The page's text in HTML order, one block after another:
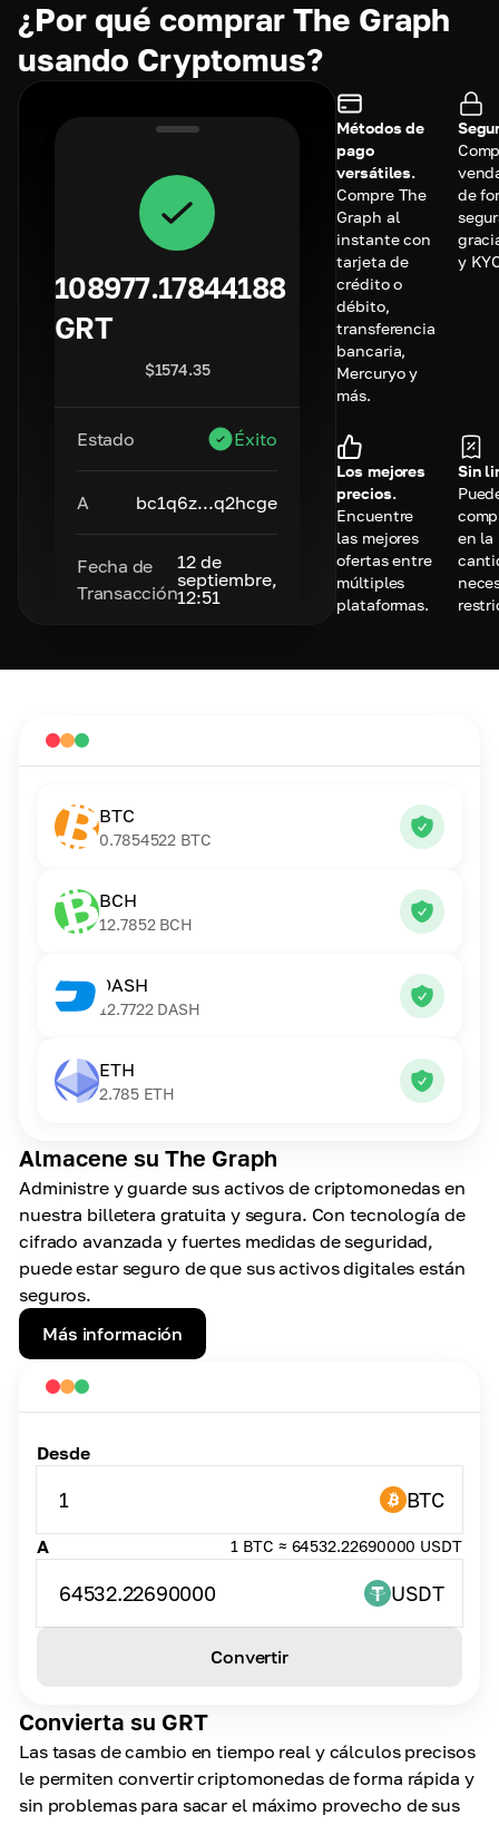
¿Por qué comprar The Graph
usando Cryptomus?
108977.17844188
GRT
$1574.35
Estado Éxito
A bc1q6z...q2hcge
Fecha de
Transacción
12 de
septiembre,
12:51
Métodos de
pago
versátiles.
Compre The
Graph al
instante con
tarjeta de
crédito o
débito,
transferencia
bancaria,
Mercuryo y
más.
de
y
Los mejores
precios.
Encuentre
las mejores
ofertas entre
múltiples
plataformas.
Sin
en la
Almacene su The Graph
Administre y guarde sus activos de criptomonedas en
nuestra billetera gratuita y segura. Con tecnología de
cifrado avanzada y fuertes medidas de seguridad,
puede estar seguro de que sus activos digitales están
seguros.
Más información
BTC
0.7854522 BTC
BCH
12.7852 BCH
DASH
12.7722 DASH
ETH
2.785 ETH
Convierta su GRT
Las tasas de cambio en tiempo real y cálculos precisos
le permiten convertir criptomonedas de forma rápida y
sin problemas para sacar el máximo provecho de sus
Desde
1 BTC
A 1 BTC ≈ 64532.22690000 USDT
64532.22690000 USDT
Convertir